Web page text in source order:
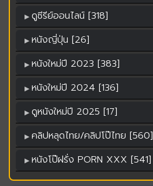
ดูซีรีย์ออนไลน์ [318]
หนังญี่ปุ่น [26]
หนังใหม่ปี 2023 [383]
หนังใหม่ปี 2024 [136]
ดูหนังใหม่ปี 2025 [17]
คลิปหลุดไทย/คลิปโป๊ไทย [560]
หนังโป๊ฝรั่ง PORN XXX [541]